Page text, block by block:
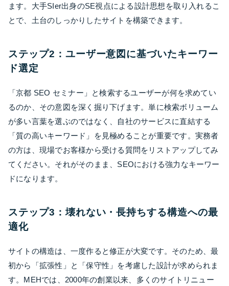
ます。大手SIer出身のSE視点による設計思想を取り入れるこ
とで、土台のしっかりしたサイトを構築できます。
ステップ2：ユーザー意図に基づいたキーワー
ド選定
「京都 SEO セミナー」と検索するユーザーが何を求めてい
るのか、その意図を深く掘り下げます。単に検索ボリューム
が多い言葉を選ぶのではなく、自社のサービスに直結する
「質の高いキーワード」を見極めることが重要です。実務者
の方は、現場でお客様から受ける質問をリストアップしてみ
てください。それがそのまま、SEOにおける強力なキーワー
ドになります。
ステップ3：壊れない・長持ちする構造への最
適化
サイトの構造は、一度作ると修正が大変です。そのため、最
初から「拡張性」と「保守性」を考慮した設計が求められま
す。MEHでは、2000年の創業以来、多くのサイトリニュー